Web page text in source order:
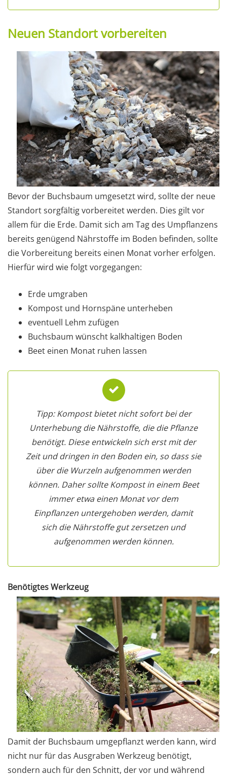
Neuen Standort vorbereiten
Bevor der Buchsbaum umgesetzt wird, sollte der neue
Standort sorgfältig vorbereitet werden. Dies gilt vor
allem für die Erde. Damit sich am Tag des Umpflanzens
bereits genügend Nährstoffe im Boden befinden, sollte
die Vorbereitung bereits einen Monat vorher erfolgen.
Hierfür wird wie folgt vorgegangen:
Erde umgraben
Kompost und Hornspäne unterheben
eventuell Lehm zufügen
Buchsbaum wünscht kalkhaltigen Boden
Beet einen Monat ruhen lassen
Tipp: Kompost bietet nicht sofort bei der
Unterhebung die Nährstoffe, die die Pflanze
benötigt. Diese entwickeln sich erst mit der
Zeit und dringen in den Boden ein, so dass sie
über die Wurzeln aufgenommen werden
können. Daher sollte Kompost in einem Beet
immer etwa einen Monat vor dem
Einpflanzen untergehoben werden, damit
sich die Nährstoffe gut zersetzen und
aufgenommen werden können.
Benötigtes Werkzeug
Damit der Buchsbaum umgepflanzt werden kann, wird
nicht nur für das Ausgraben Werkzeug benötigt,
sondern auch für den Schnitt, der vor und während